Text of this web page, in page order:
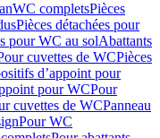
WC completsPièces
Pièces détachées pour
pour WC au solAbattants
cuvettes de WCPièces
d’appoint pour
pour WCPour
cuvettes de WCPanneau
Pour WC